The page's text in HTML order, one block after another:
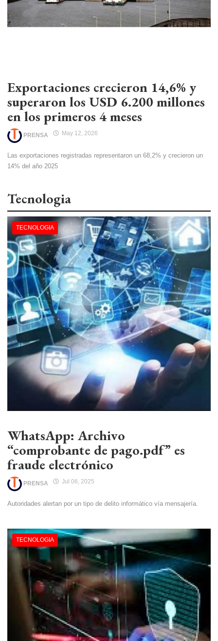
Exportaciones crecieron 14,6% y
superaron los USD 6.200 millones
en los primeros 4 meses
PRENSA May 12, 2026
Las exportaciones registradas representaron un 68,2% y crecieron un
14% del año 2025
Tecnologia
TECNOLOGIA
WhatsApp: Archivo
“comprobante de pago.pdf” es
fraude electrónico
PRENSA Jul 06, 2025
Autoridades alertan por un tipo de delito informático vía mensajería.
TECNOLOGIA